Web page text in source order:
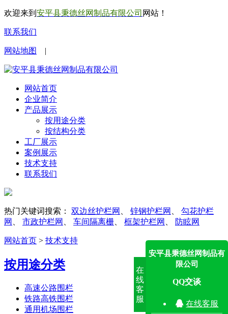
欢迎来到 安平县秉德丝网制品有限公司 网站！
联系我们
网站地图 |
网站首页
企业简介
产品展示
按用途分类
按结构分类
工厂展示
案例展示
技术支持
联系我们
热门关键词搜索： 双边丝护栏网 锌钢护栏网
勾花护栏
网
市政护栏网 车间隔离栅 框架护栏网 防眩网
网站首页 > 技术支持
按用途分类
高速公路围栏
铁路高铁围栏
通用机场围栏
在
线
客
服
安平县秉德丝网制品有
限公司
QQ交谈
 在线客服